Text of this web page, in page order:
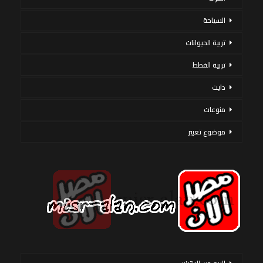
السياحة
تربية الحيوانات
تربية القطط
دايت
منوعات
موضوع تعبير